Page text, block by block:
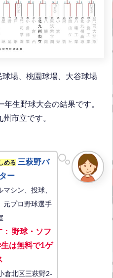
場、桃園球場、大谷球場
生野球大会の結果です。
市立です。
める 三萩野バ
ー
シン、投球、
元プロ野球選手
： 野球・ソフ
は無料で1ゲ
倉北区三萩野2-